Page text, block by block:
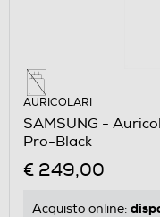
AURICOLARI
SAMSUNG -
Pro-Black
€ 249,00
Acquisto online: